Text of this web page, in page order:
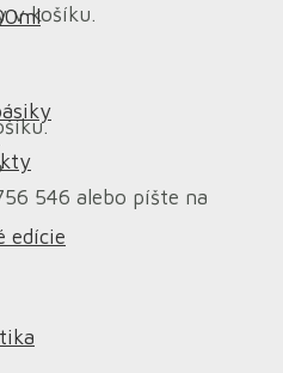
v košíku.
546 alebo píšte na
edície